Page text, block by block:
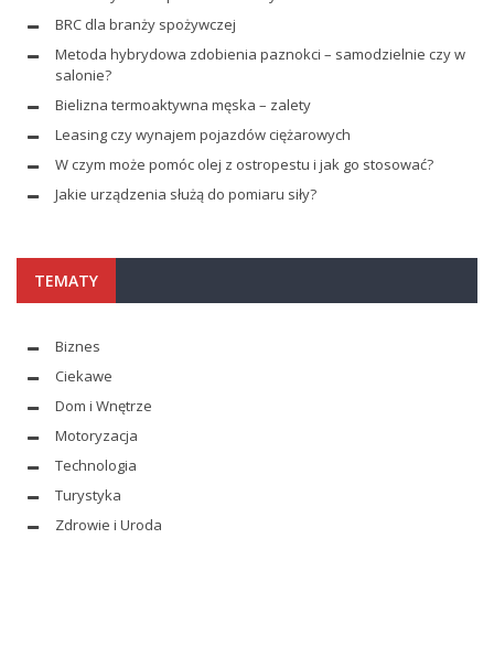
BRC dla branży spożywczej
Metoda hybrydowa zdobienia paznokci – samodzielnie czy w
salonie?
Bielizna termoaktywna męska – zalety
Leasing czy wynajem pojazdów ciężarowych
W czym może pomóc olej z ostropestu i jak go stosować?
Jakie urządzenia służą do pomiaru siły?
TEMATY
Biznes
Ciekawe
Dom i Wnętrze
Motoryzacja
Technologia
Turystyka
Zdrowie i Uroda